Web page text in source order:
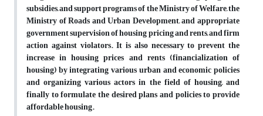
subsidies, and support programs of the Ministry of Welfare, the
Ministry of Roads and Urban Development, and appropriate
government supervision of housing pricing and rents, and firm
action against violators. It is also necessary to prevent the
increase in housing prices and rents (financialization of
housing) by integrating various urban and economic policies
and organizing various actors in the field of housing, and
finally to formulate the desired plans and policies to provide
affordable housing.